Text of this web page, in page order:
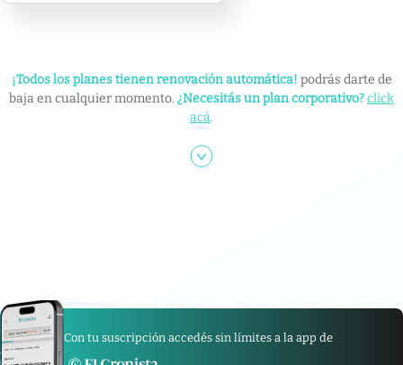
¡Todos los planes tienen renovación automática! podrás darte de
baja en cualquier momento. ¿Necesitás un plan corporativo?click
acá.
Con tu suscripción accedés sin límites a la app de